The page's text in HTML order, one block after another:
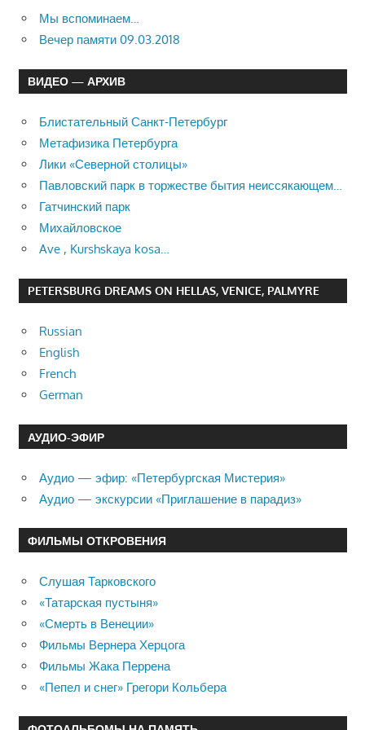
Мы вспоминаем…
Вечер памяти 09.03.2018
ВИДЕО — АРХИВ
Блистательный Санкт-Петербург
Метафизика Петербурга
Лики «Северной столицы»
Павловский парк в торжестве бытия неиссякающем…
Гатчинский парк
Михайловское
Ave , Kurshskaya kosa…
PETERSBURG DREAMS ON HELLAS, VENICE, PALMYRE
Russian
English
French
German
АУДИО-ЭФИР
Аудио — эфир: «Петербургская Мистерия»
Аудио — экскурсии «Приглашение в парадиз»
ФИЛЬМЫ ОТКРОВЕНИЯ
Слушая Тарковского
«Татарская пустыня»
«Смерть в Венеции»
Фильмы Вернера Херцога
Фильмы Жака Перрена
«Пепел и снег» Грегори Кольбера